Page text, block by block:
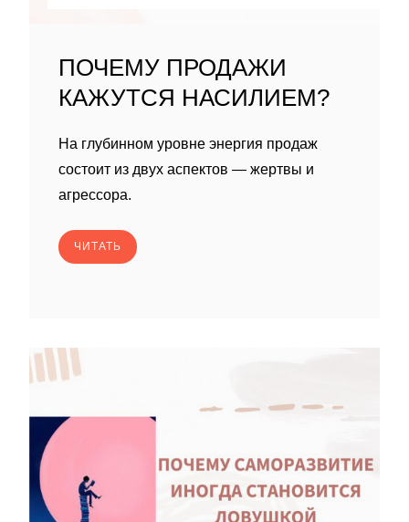
ПОЧЕМУ ПРОДАЖИ
КАЖУТСЯ НАСИЛИЕМ?
На глубинном уровне энергия продаж
состоит из двух аспектов — жертвы и
агрессора.
ЧИТАТЬ